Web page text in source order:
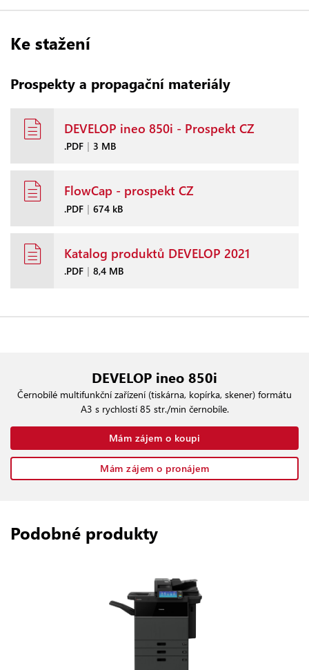
Ke stažení
Prospekty a propagační materiály
DEVELOP ineo 850i - Prospekt CZ
.PDF | 3 MB
FlowCap - prospekt CZ
.PDF | 674 kB
Katalog produktů DEVELOP 2021
.PDF | 8,4 MB
DEVELOP ineo 850i
Černobílé multifunkční zařízení (tiskárna, kopírka, skener) formátu
A3 s rychlostí 85 str./min černobíle.
Mám zájem o koupi
Mám zájem o pronájem
Podobné produkty